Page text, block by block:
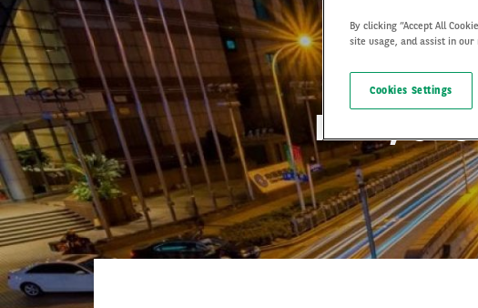
HELP,
By clicking “Accept All
site usage, and assist in
Cookies Settings